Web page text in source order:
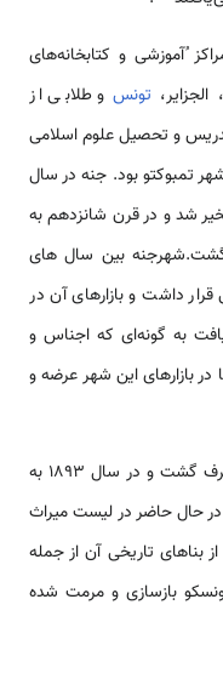
ُآموزشی و کتابخانه‌های
، الجزایر، تونسو طلابی از
و تحصیل علوم اسلامی
تمبوکتو بود. جنه در سال
شد و در قرن شانزدهم به
گشت.شهرجنه بین سال های
قرار داشت و بازارهای آن در
به گونه‌ای که اجناس و
بازارهای این شهر عرضه و
در سال 1861 بوسیله الحاج عمرتال تصرف گشت و در سال 1893 به
حال حاضر در لیست میراث
بناهای تاریخی آن از جمله
بازسازی و مرمت شده